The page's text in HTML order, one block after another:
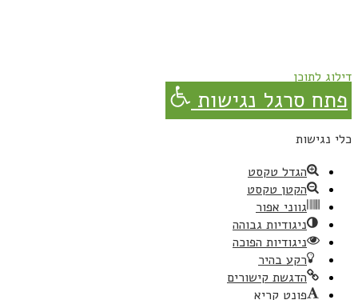
דילוג לתוכן
פתח סרגל נגישות
כלי נגישות
הגדל טקסט
הקטן טקסט
גווני אפור
ניגודיות גבוהה
ניגודיות הפוכה
רקע בהיר
הדגשת קישורים
פונט קריא